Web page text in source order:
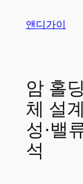
앤디가이
암 홀
체 설
성·밸
석